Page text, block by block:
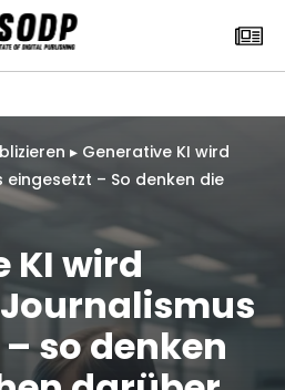
▸ Generative KI wird
– So denken die
KI wird
so denken